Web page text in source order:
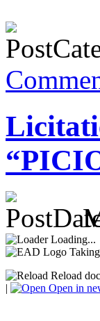
Loading...
Reload
|
Open in